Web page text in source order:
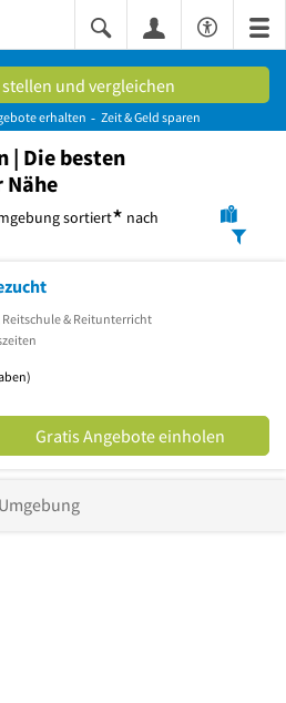
und vergleichen
erhalten Zeit & Geld sparen
| Die besten
Nähe
sortiert* nach
Reitschule & Reitunterricht
Gratis Angebote einholen